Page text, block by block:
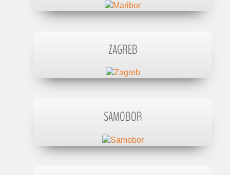
ZAGREB
SAMOBOR